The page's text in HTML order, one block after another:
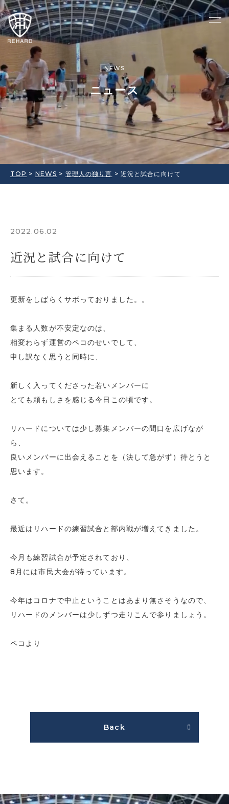
NEWS
ニュース
TOP > NEWS > 管理人の独り言 > 近況と試合に向けて
2022.06.02
近況と試合に向けて
更新をしばらくサボっておりました。。
集まる人数が不安定なのは、
相変わらず運営のペコのせいでして、
申し訳なく思うと同時に、
新しく入ってくださった若いメンバーに
とても頼もしさを感じる今日この頃です。
リハードについては少し募集メンバーの間口を広げなが
ら、
良いメンバーに出会えることを（決して急がず）待とうと
思います。
さて。
最近はリハードの練習試合と部内戦が増えてきました。
今月も練習試合が予定されており、
8月には市民大会が待っています。
今年はコロナで中止ということはあまり無さそうなので、
リハードのメンバーは少しずつ走りこんで参りましょう。
ペコより
Back